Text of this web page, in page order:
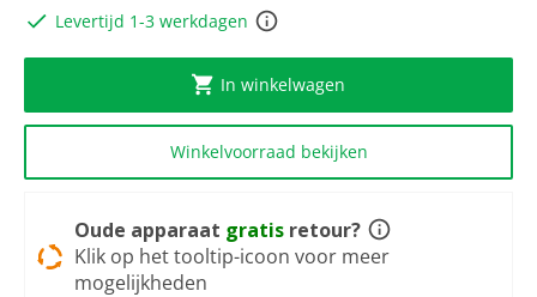
18
Dezelfde
Levertijd 1-3 werkdagen
In winkelwagen
Winkelvoorraad bekijken
Oude apparaat gratis retour?
Klik op het tooltip-icoon voor meer
mogelijkheden